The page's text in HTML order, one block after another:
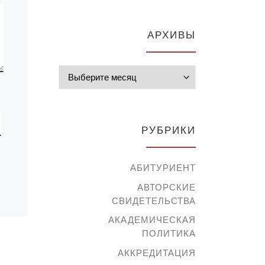
АРХИВЫ
РУБРИКИ
АБИТУРИЕНТ
АВТОРСКИЕ
СВИДЕТЕЛЬСТВА
АКАДЕМИЧЕСКАЯ
ПОЛИТИКА
АККРЕДИТАЦИЯ